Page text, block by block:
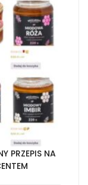
PRZEPIS NA